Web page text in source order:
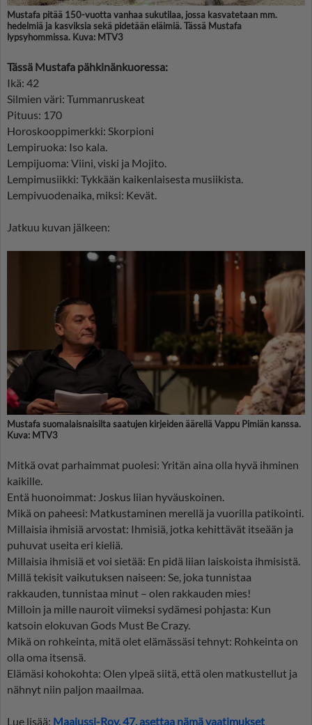
Mustafa pitää 150-vuotta vanhaa sukutilaa, jossa kasvatetaan mm.
hedelmiä ja kasviksia sekä pidetään eläimiä. Tässä Mustafa
lypsyhommissa. Kuva: MTV3
Tässä Mustafa pähkinänkuoressa:
Ikä: 42
Silmien väri: Tummanruskeat
Pituus: 170
Horoskooppimerkki: Skorpioni
Lempiruoka: Iso kala.
Lempijuoma: Viini, viski ja Mojito.
Lempimusiikki: Tykkään kaikenlaisesta musiikista.
Lempivuodenaika, miksi: Kevät.
Jatkuu kuvan jälkeen:
Mustafa suomalaisnaisilta saatujen kirjeiden äärellä Vappu Pimiän kanssa.
Kuva: MTV3
Mitkä ovat parhaimmat puolesi: Yritän aina olla hyvä ihminen
kaikille.
Entä huonoimmat: Joskus liian hyväuskoinen.
Mikä on paheesi: Matkustaminen merellä ja vuorilla patikointi.
Millaisia ihmisiä arvostat: Ihmisiä, jotka kehittävät itseään ja
puhuvat useita eri kieliä.
Millaisia ihmisiä et voi sietää: En pidä liian laiskoista ihmisistä.
Millä tekisit vaikutuksen naiseen: Se, joka tunnistaa
rakkauden, tunnistaa minut – olen rakkauden mies!
Milloin ja mille nauroit viimeksi sydämesi pohjasta: Kun
katsoin elokuvan Gods Must Be Crazy.
Mikä on rohkeinta, mitä olet elämässäsi tehnyt: Rohkeinta on
olla oma itsensä.
Elämäsi kohokohta: Olen ylpeä siitä, että olen matkustellut ja
nähnyt niin paljon maailmaa.
Lue lisää: Maajussi-Roy, 47, asettaa nämä vaatimukset